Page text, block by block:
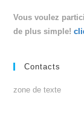
Vous voulez
de plus simple!
Contacts
zone de texte